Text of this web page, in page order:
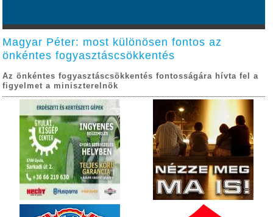
Magyar Péter: most különösen fontos az
önkéntes fogyasztáscsökkentés
Az önkéntes fogyasztáscsökkentés fontosságára hívta fel a
figyelmet a miniszterelnök